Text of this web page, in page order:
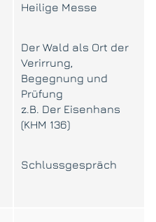
Heilige Messe
Der Wald als Ort der
Verirrung,
Begegnung und
Prüfung
z.B. Der Eisenhans
(KHM 136)
Schlussgespräch